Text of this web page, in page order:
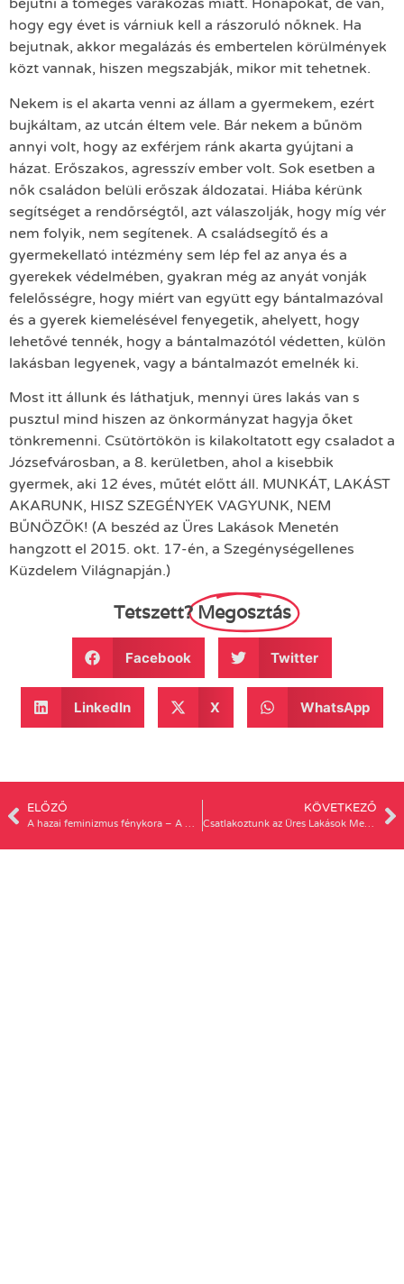
bejutni a tömeges várakozás miatt. Hónapokat, de van,
hogy egy évet is várniuk kell a rászoruló nőknek. Ha
bejutnak, akkor megalázás és embertelen körülmények
közt vannak, hiszen megszabják, mikor mit tehetnek.
Nekem is el akarta venni az állam a gyermekem, ezért
bujkáltam, az utcán éltem vele. Bár nekem a bűnöm
annyi volt, hogy az exférjem ránk akarta gyújtani a
házat. Erőszakos, agresszív ember volt. Sok esetben a
nők családon belüli erőszak áldozatai. Hiába kérünk
segítséget a rendőrségtől, azt válaszolják, hogy míg vér
nem folyik, nem segítenek. A családsegítő és a
gyermekellató intézmény sem lép fel az anya és a
gyerekek védelmében, gyakran még az anyát vonják
felelősségre, hogy miért van együtt egy bántalmazóval
és a gyerek kiemelésével fenyegetik, ahelyett, hogy
lehetővé tennék, hogy a bántalmazótól védetten, külön
lakásban legyenek, vagy a bántalmazót emelnék ki.
Most itt állunk és láthatjuk, mennyi üres lakás van s
pusztul mind hiszen az önkormányzat hagyja őket
tönkremenni. Csütörtökön is kilakoltatott egy csaladot a
Józsefvárosban, a 8. kerületben, ahol a kisebbik
gyermek, aki 12 éves, műtét előtt áll. MUNKÁT, LAKÁST
AKARUNK, HISZ SZEGÉNYEK VAGYUNK, NEM
BŰNÖZÖK! (A beszéd az Üres Lakások Menetén
hangzott el 2015. okt. 17-én, a Szegénységellenes
Küzdelem Világnapján.)
Tetszett? Megosztás
Facebook Twitter
LinkedIn X WhatsApp
ELŐZŐ
A hazai feminizmus fénykora – A mozgalom előzményei és kibontakozása a századelőn
KÖVETKEZŐ
Csatlakoztunk az Üres Lakások Menetéhez